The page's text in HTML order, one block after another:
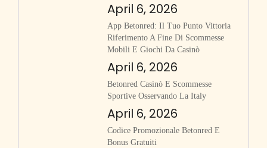
April 6, 2026
App Betonred: Il Tuo Punto Vittoria
Riferimento A Fine Di Scommesse
Mobili E Giochi Da Casinò
April 6, 2026
Betonred Casinò E Scommesse
Sportive Osservando La Italy
April 6, 2026
Codice Promozionale Betonred E
Bonus Gratuiti